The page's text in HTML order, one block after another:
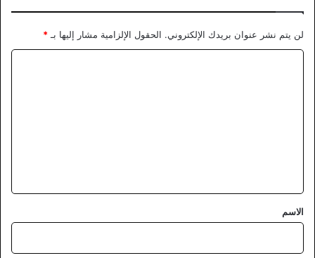
لن يتم نشر عنوان بريدك الإلكتروني. الحقول الإلزامية مشار إليها بـ *
*
الاسم